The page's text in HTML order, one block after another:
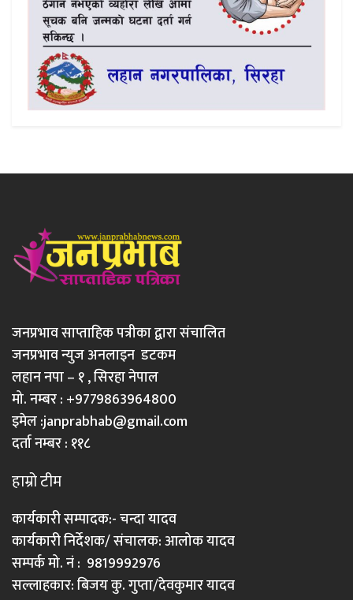
जनप्रभाव साप्ताहिक पत्रीका द्वारा संचालित
जनप्रभाव न्युज अनलाइन डटकम
लहान नपा – १ , सिरहा नेपाल
मो. नम्बर : +9779863964800
इमेल :janprabhab@gmail.com
दर्ता नम्बर : ११८
हाम्रो टीम
कार्यकारी सम्पादक:- चन्दा यादव
कार्यकारी निर्देशक/ संचालक: आलोक यादव
सम्पर्क मो. नं : 9819992976
सल्लाहकार: बिजय कु. गुप्ता/देवकुमार यादव